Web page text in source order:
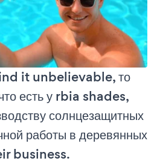
it unbelievable, то
есть у rbia shades,
солнцезащитных
работы в деревянных
business.